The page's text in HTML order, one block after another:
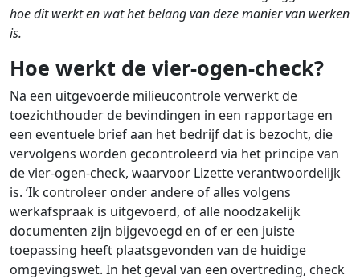
hoe dit werkt en wat het belang van deze manier van werken
is.
Hoe werkt de vier-ogen-check?
Na een uitgevoerde milieucontrole verwerkt de
toezichthouder de bevindingen in een rapportage en
een eventuele brief aan het bedrijf dat is bezocht, die
vervolgens worden gecontroleerd via het principe van
de vier-ogen-check, waarvoor Lizette verantwoordelijk
is. ‘Ik controleer onder andere of alles volgens
werkafspraak is uitgevoerd, of alle noodzakelijk
documenten zijn bijgevoegd en of er een juiste
toepassing heeft plaatsgevonden van de huidige
omgevingswet. In het geval van een overtreding, check